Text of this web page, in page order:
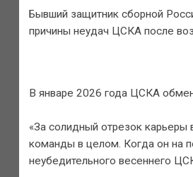
Бывший защитник сборной
причины неудач ЦСКА после
В январе 2026 года ЦСКА
«За солидный отрезок
команды в целом. Когда он на
неубедительного весеннего